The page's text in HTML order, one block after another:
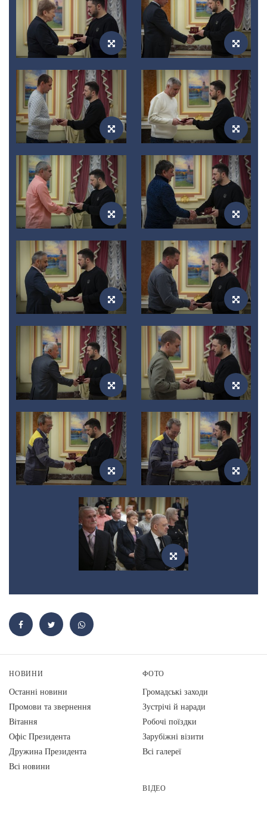
НОВИНИ
Останні новини
Промови та звернення
Вiтання
Офіс Президента
Дружина Президента
Всі новини
ФОТО
Громадські заходи
Зустрічі й наради
Робочі поїздки
Зарубіжні візити
Всі галереї
ВІДЕО